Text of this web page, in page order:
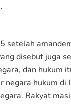
setelah
disebut juga
dan hukum
negara hukum
Rakyat